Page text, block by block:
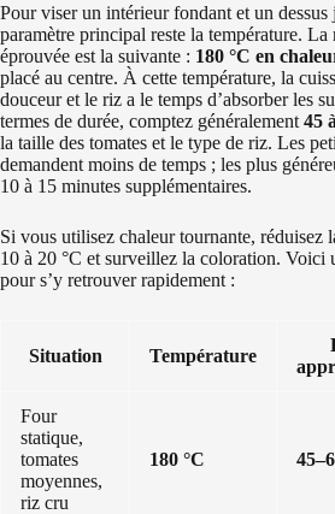
Pour viser un intérieur fondant et un
paramètre principal reste la température. La
éprouvée est la suivante : 180 °C en
placé au centre. À cette température, la
douceur et le riz a le temps d’absorber les
termes de durée, comptez généralement 45
la taille des tomates et le type de riz. Les
demandent moins de temps ; les plus
10 à 15 minutes supplémentaires.
Si vous utilisez chaleur tournante, réduisez
10 à 20 °C et surveillez la coloration. Voici
pour s’y retrouver rapidement :
Situation Température
Four
statique,
tomates
moyennes,
riz cru
180 °C